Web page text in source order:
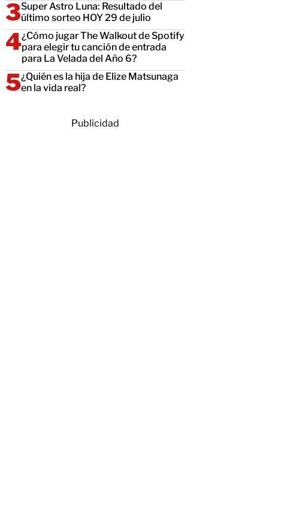
Super Astro Luna: Resultado del
último sorteo HOY 29 de julio
¿Cómo jugar The Walkout de Spotify
para elegir tu canción de entrada
para La Velada del Año 6?
¿Quién es la hija de Elize Matsunaga
en la vida real?
Publicidad